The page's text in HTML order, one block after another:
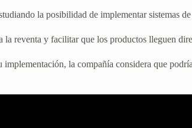
la posibilidad de implementar sistemas
reventa y facilitar que los productos lleguen
la compañía considera que